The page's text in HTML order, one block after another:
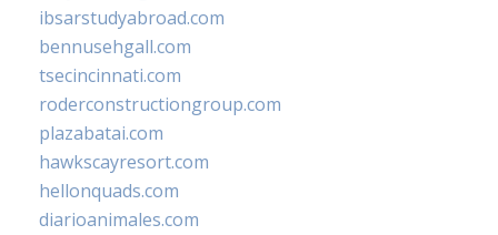
ibsarstudyabroad.com
bennusehgall.com
tsecincinnati.com
roderconstructiongroup.com
plazabatai.com
hawkscayresort.com
hellonquads.com
diarioanimales.com